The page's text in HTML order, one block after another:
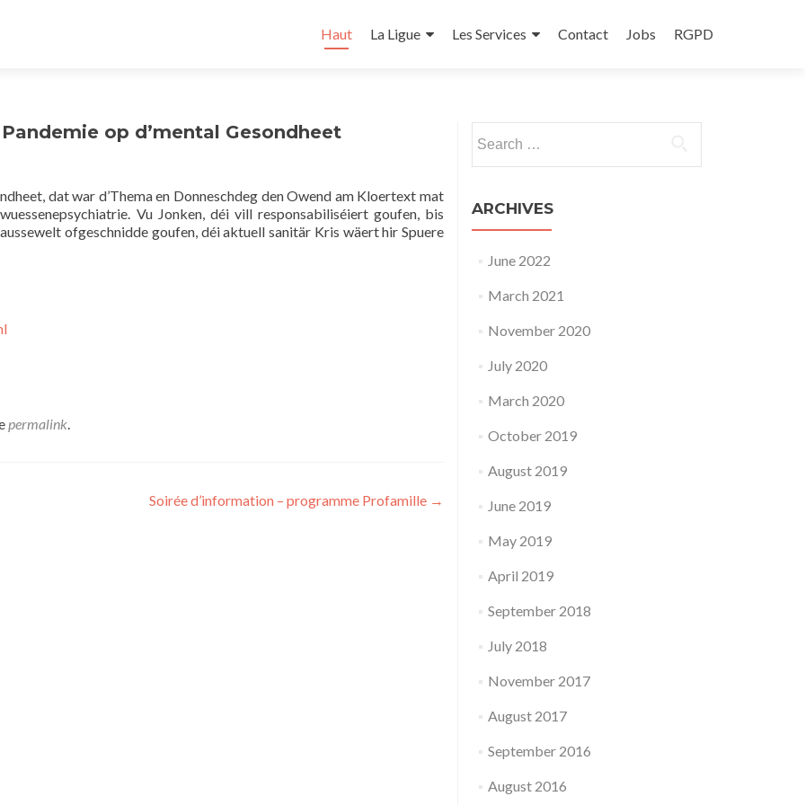
to
content
Haut La Ligue Les Services Contact Jobs RGPD
op d’mental Gesondheet
dat war d’Thema en Donneschdeg den Owend am Kloertext mat
Vu Jonken, déi vill responsabiliséiert goufen, bis
ofgeschnidde goufen, déi aktuell sanitär Kris wäert hir Spuere
permalink.
Soirée d’information – programme Profamille →
for:
ARCHIVES
June 2022
March 2021
November 2020
July 2020
March 2020
October 2019
August 2019
June 2019
May 2019
April 2019
September 2018
July 2018
November 2017
August 2017
September 2016
August 2016